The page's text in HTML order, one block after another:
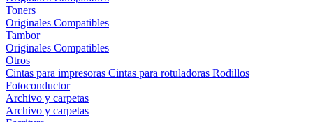
Toners
Originales Compatibles
Tambor
Originales Compatibles
Otros
Cintas para impresoras Cintas para rotuladoras Rodillos
Fotoconductor
Archivo y carpetas
Archivo y carpetas